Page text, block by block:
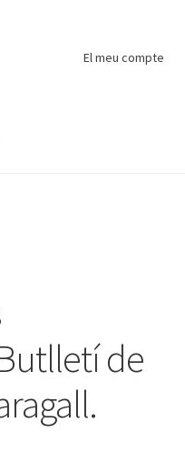
El meu compte
de